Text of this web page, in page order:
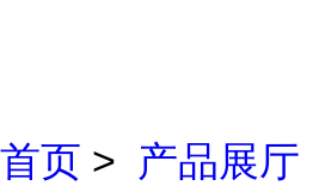
首页 > 产品展厅